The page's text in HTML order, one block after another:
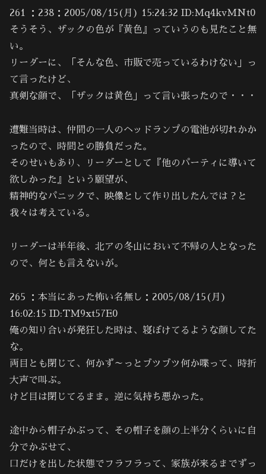
261 ：238：2005/08/15(月) 15:24:32 ID:Mq4kvMNt0
そうそう、ザックの色が『黄色』っていうのも見たこと無
い。
リーダーに、「そんな色、市販で売っているわけない」っ
て言ったけど、
真剣な顔で、「ザックは黄色」って言い張ったので・・・
遭難当時は、仲間の一人のヘッドランプの電池が切れかか
ったので、時間との勝負だった。
そのせいもあり、リーダーとして『他のパーティに導いて
欲しかった』という願望が、
精神的なパニックで、映像として作り出したんでは？と
我々は考えている。
リーダーは半年後、北アの冬山において不帰の人となった
ので、何とも言えないが。
265 ：本当にあった怖い名無し：2005/08/15(月)
16:02:15 ID:TM9xt57E0
俺の知り合いが発狂した時は、寝ぼけてるような顔してた
な。
両目とも閉じて、何かず～っとブツブツ何か喋って、時折
大声で叫ぶ。
けど目は閉じてるまま。逆に気持ち悪かった。
途中から帽子かぶって、その帽子を顔の上半分くらいに自
分でかぶせて、
口だけを出した状態でフラフラって、家族が来るまでずっ